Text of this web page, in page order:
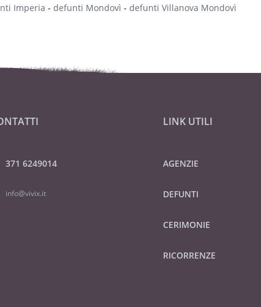
Imperia - defunti Mondovì - defunti Villanova Mondovì
371 6249014
info@vivix.it
LINK UTILI
AGENZIE
DEFUNTI
CERIMONIE
RICORRENZE